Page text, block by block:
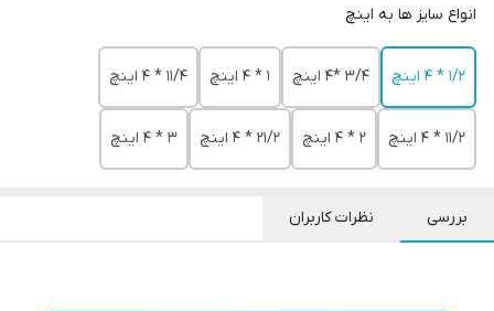
انواع سایز ها به اینچ
1/2 * 4 اینچ 3/4 *4 اینچ 1 * 4 اینچ 11/4 * 4 اینچ
11/2 * 4 اینچ 2 * 4 اینچ 21/2 * 4 اینچ 3 * 4 اینچ
بررسی نظرات کاربران